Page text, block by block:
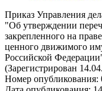
Приказ Управления
"Об утверждении
закрепленного на
ценного движимого
Российской
(Зарегистрирован
Номер опубликования: